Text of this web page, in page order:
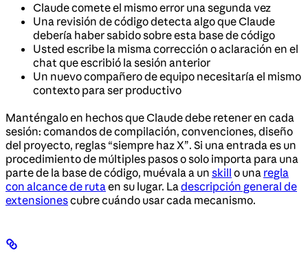
Claude comete el mismo error una segunda vez
Una revisión de código detecta algo que Claude
debería haber sabido sobre esta base de código
Usted escribe la misma corrección o aclaración en el
chat que escribió la sesión anterior
Un nuevo compañero de equipo necesitaría el mismo
contexto para ser productivo
Manténgalo en hechos que Claude debe retener en cada
sesión: comandos de compilación, convenciones, diseño
del proyecto, reglas “siempre haz X”. Si una entrada es un
procedimiento de múltiples pasos o solo importa para una
parte de la base de código, muévala a un skill o una regla
con alcance de rutaen su lugar. Ladescripción general de
extensionescubre cuándo usar cada mecanismo.